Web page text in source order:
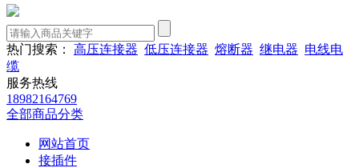
热门搜索： 高压连接器 低压连接器 熔断器 继电器 电线电
缆
服务热线
18982164769
全部商品分类
网站首页
接插件